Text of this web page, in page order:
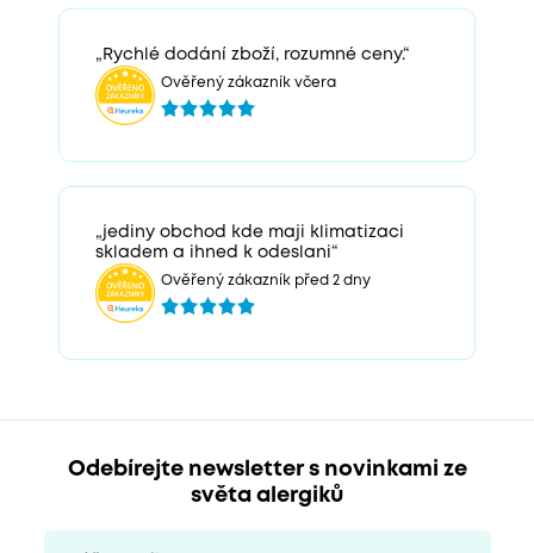
„Rychlé dodání zboží, rozumné ceny.“
Ověřený zákazník včera
„jediny obchod kde maji klimatizaci
skladem a ihned k odeslani“
Ověřený zákazník před 2 dny
Odebírejte newsletter s novinkami ze
světa alergiků